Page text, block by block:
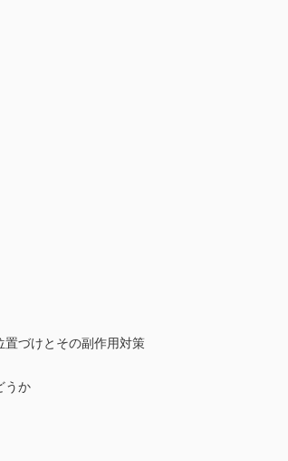
づけとその副作用対策
うか